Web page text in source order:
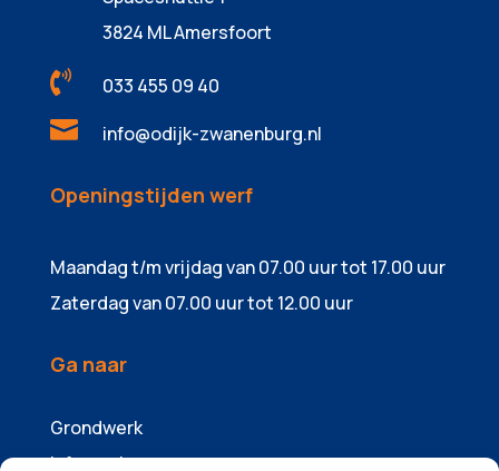
3824 ML Amersfoort
 033 455 09 40
 info@odijk-zwanenburg.nl
Openingstijden werf
Maandag t/m vrijdag van 07.00 uur tot 17.00 uur
Zaterdag van 07.00 uur tot 12.00 uur
Ga naar
Grondwerk
Infrawerk